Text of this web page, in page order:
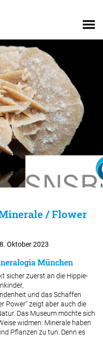
/ Flower
Oktober 2023
München
sicher zuerst an die Hippie-
und das Schaffen
Power“ zeigt aber auch die
Das Museum möchte sich
widmen: Minerale haben
Pflanzen zu tun. Denn es